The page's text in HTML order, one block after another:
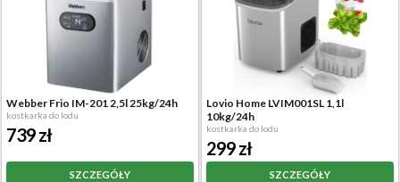
Webber Frio IM-201 2,5l 25kg/24h
kostkarka do lodu
739 zł
SZCZEGÓŁY
Lovio Home LVIM001SL 1,1l
10kg/24h
kostkarka do lodu
299 zł
SZCZEGÓŁY